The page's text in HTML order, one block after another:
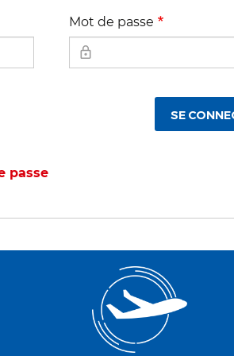
Mot de passe
SE
passe